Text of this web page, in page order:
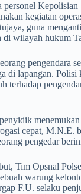
personel
kegiatan
guna
di wilayah hukum
di lapangan.
terhadap
cepat, M.N.E.
pengedar
Tim Opsnal
warung
F.U. selaku